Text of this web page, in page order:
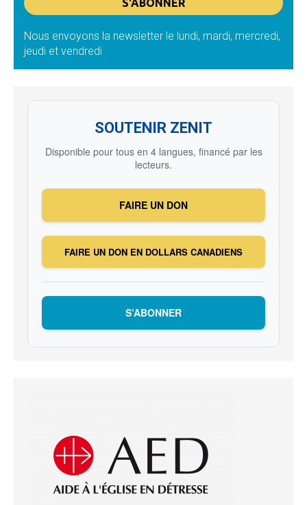
Nous envoyons la newsletter le lundi, mardi, mercredi,
jeudi et vendredi
SOUTENIR ZENIT
Disponible pour tous en 4 langues, financé par les
lecteurs.
FAIRE UN DON
FAIRE UN DON EN DOLLARS CANADIENS
S’ABONNER